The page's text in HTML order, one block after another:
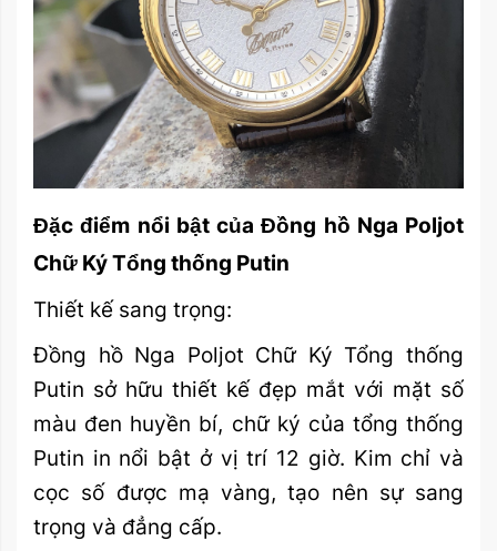
Đặc điểm nổi bật của Đồng hồ Nga Poljot
Chữ Ký Tổng thống Putin
Thiết kế sang trọng:
Đồng hồ Nga Poljot Chữ Ký Tổng thống
Putin sở hữu thiết kế đẹp mắt với mặt số
màu đen huyền bí, chữ ký của tổng thống
Putin in nổi bật ở vị trí 12 giờ. Kim chỉ và
cọc số được mạ vàng, tạo nên sự sang
trọng và đẳng cấp.